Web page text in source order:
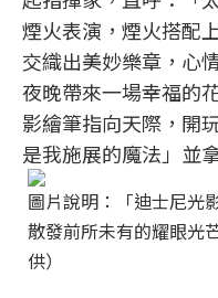
煙火表演，煙火搭配
交織出美妙樂章，心
夜晚帶來一場幸福的
影繪筆指向天際，開
是我施展的魔法」並
圖片說明：「迪士尼光
散發前所未有的耀眼光
供）